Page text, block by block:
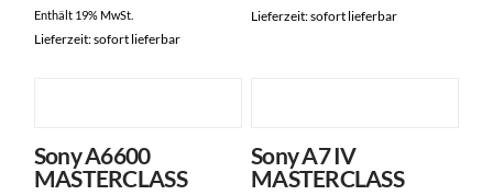
Enthält 19% MwSt.
Lieferzeit: sofort lieferbar
Lieferzeit: sofort lieferbar
5.00
Sony A6600
MASTERCLASS
5.00
Sony A7 IV
MASTERCLASS